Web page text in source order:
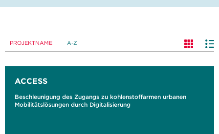
PROJEKTNAME A-Z
ACCESS
Beschleunigung des Zugangs zu kohlenstoffarmen urbanen
Mobilitätslösungen durch Digitalisierung